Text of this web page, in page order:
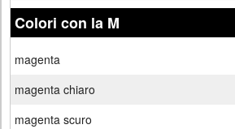
Colori con la M
magenta
magenta chiaro
magenta scuro